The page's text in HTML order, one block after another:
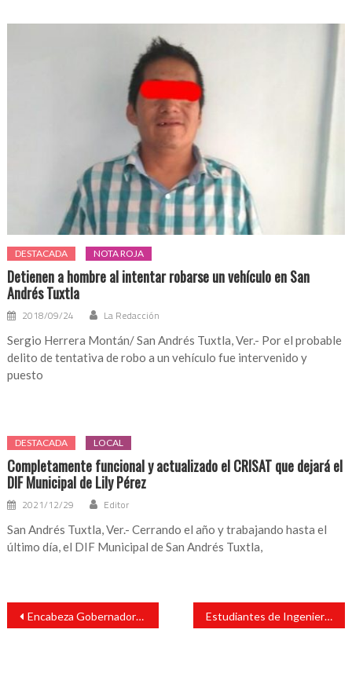
DESTACADA NOTA ROJA
Detienen a hombre al intentar robarse un vehículo en San
Andrés Tuxtla
2018/09/24 La Redacción
Sergio Herrera Montán/ San Andrés Tuxtla, Ver.- Por el probable
delito de tentativa de robo a un vehículo fue intervenido y
puesto
DESTACADA LOCAL
Completamente funcional y actualizado el CRISAT que dejará el
DIF Municipal de Lily Pérez
2021/12/29 Editor
San Andrés Tuxtla, Ver.- Cerrando el año y trabajando hasta el
último día, el DIF Municipal de San Andrés Tuxtla,
Navegación
entradas
Encabeza Gobernadora Consejo Directivo de INVIVIENDA a favor de la certeza patrimonial Estudiantes de Ingeniería Ambiental del ITSSAT, realizan visita a INECOL